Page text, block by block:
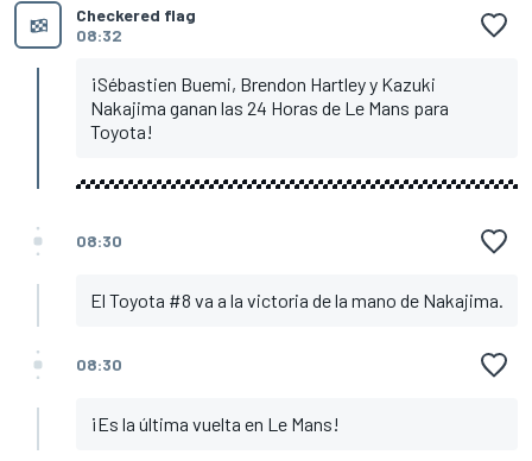
Checkered flag
08:32
¡Sébastien Buemi, Brendon Hartley y Kazuki
Nakajima ganan las 24 Horas de Le Mans para
Toyota!
08:30
El Toyota #8 va a la victoria de la mano de Nakajima.
08:30
¡Es la última vuelta en Le Mans!